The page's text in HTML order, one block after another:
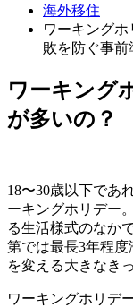
海外移住
ワーキング
敗を防ぐ事前
ワーキング
が多いの？
18〜30歳以下であ
ーキングホリデー
る生活様式のなか
第では最長3年程
を変える大きなき
ワーキングホリデ